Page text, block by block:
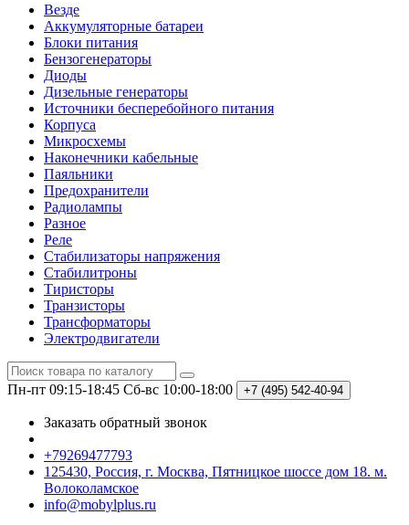
Везде
Аккумуляторные батареи
Блоки питания
Бензогенераторы
Диоды
Дизельные генераторы
Источники бесперебойного питания
Корпуса
Микросхемы
Наконечники кабельные
Паяльники
Предохранители
Радиолампы
Разное
Реле
Стабилизаторы напряжения
Стабилитроны
Тиристоры
Транзисторы
Трансформаторы
Электродвигатели
Пн-пт 09:15-18:45 Сб-вс 10:00-18:00 +7 (495) 542-40-94
Заказать обратный звонок
+79269477793
125430, Россия, г. Москва, Пятницкое шоссе дом 18. м.
Волоколамское
info@mobylplus.ru